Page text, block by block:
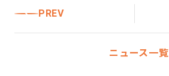
PREV
ニュース一覧